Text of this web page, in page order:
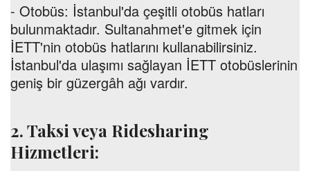
- Otobüs: İstanbul'da çeşitli otobüs hatları
bulunmaktadır. Sultanahmet'e gitmek için
İETT'nin otobüs hatlarını kullanabilirsiniz.
İstanbul'da ulaşımı sağlayan İETT otobüslerinin
geniş bir güzergâh ağı vardır.
2. Taksi veya Ridesharing
Hizmetleri: